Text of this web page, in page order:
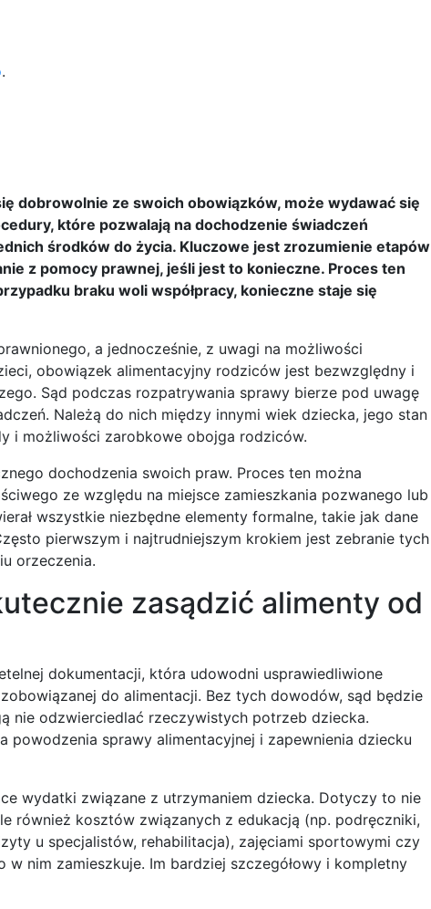
.
dobrowolnie ze swoich obowiązków, może wydawać się
które pozwalają na dochodzenie świadczeń
środków do życia. Kluczowe jest zrozumienie etapów
z pomocy prawnej, jeśli jest to konieczne. Proces ten
braku woli współpracy, konieczne staje się
a jednocześnie, z uwagi na możliwości
obowiązek alimentacyjny rodziców jest bezwzględny i
Sąd podczas rozpatrywania sprawy bierze pod uwagę
Należą do nich między innymi wiek dziecka, jego stan
i możliwości zarobkowe obojga rodziców.
dochodzenia swoich praw. Proces ten można
ze względu na miejsce zamieszkania pozwanego lub
wszystkie niezbędne elementy formalne, takie jak dane
pierwszym i najtrudniejszym krokiem jest zebranie tych
orzeczenia.
zasądzić alimenty od
dokumentacji, która udowodni usprawiedliwione
do alimentacji. Bez tych dowodów, sąd będzie
nie odzwierciedlać rzeczywistych potrzeb dziecka.
powodzenia sprawy alimentacyjnej i zapewnienia dziecku
wydatki związane z utrzymaniem dziecka. Dotyczy to nie
również kosztów związanych z edukacją (np. podręczniki,
u specjalistów, rehabilitacja), zajęciami sportowymi czy
nim zamieszkuje. Im bardziej szczegółowy i kompletny